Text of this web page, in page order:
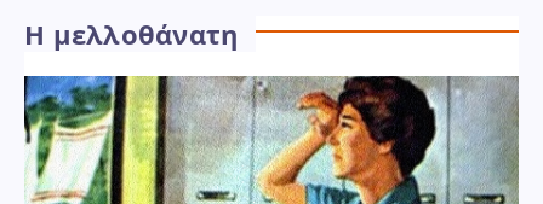
Η μελλοθάνατη